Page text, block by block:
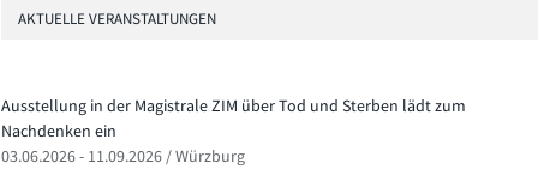
AKTUELLE VERANSTALTUNGEN
Ausstellung in der Magistrale ZIM über Tod und Sterben lädt zum
Nachdenken ein
03.06.2026 - 11.09.2026 / Würzburg